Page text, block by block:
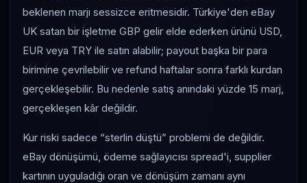
beklenen marjı sessizce eritmesidir. Türkiye'den eBay
UK satan bir işletme GBP gelir elde ederken ürünü USD,
EUR veya TRY ile satın alabilir; payout başka bir para
birimine çevrilebilir ve refund haftalar sonra farklı kurdan
gerçekleşebilir. Bu nedenle satış anındaki yüzde 15 marj,
gerçekleşen kâr değildir.
Kur riski sadece “sterlin düştü” problemi de değildir.
eBay dönüşümü, ödeme sağlayıcısı spread'i, supplier
kartının uyguladığı oran ve dönüşüm zamanı aynı